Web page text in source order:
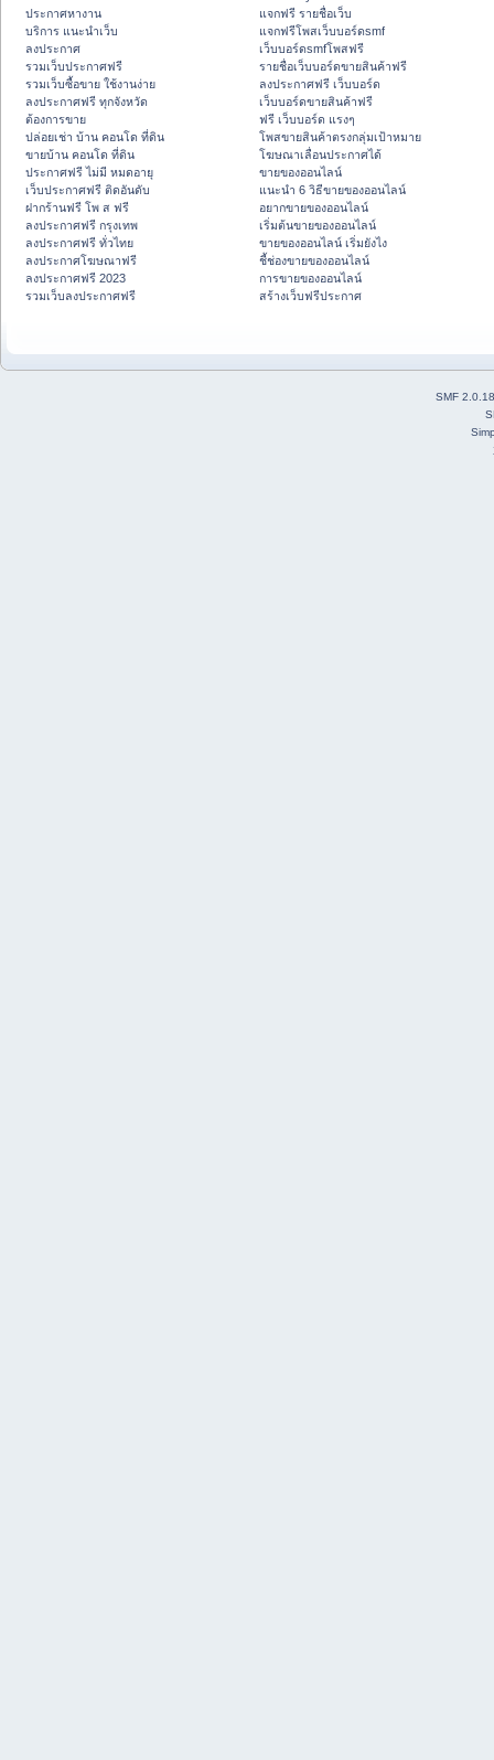
ประกาศหางาน
บริการ แนะนำเว็บ
ลงประกาศ
รวมเว็บประกาศฟรี
รวมเว็บซื้อขาย ใช้งานง่าย
ลงประกาศฟรี ทุกจังหวัด
ต้องการขาย
ปล่อยเช่า บ้าน คอนโด ที่ดิน
ขายบ้าน คอนโด ที่ดิน
ประกาศฟรี ไม่มี หมดอายุ
เว็บประกาศฟรี ติดอันดับ
ฝากร้านฟรี โพ ส ฟรี
ลงประกาศฟรี กรุงเทพ
ลงประกาศฟรี ทั่วไทย
ลงประกาศโฆษณาฟรี
ลงประกาศฟรี 2023
รวมเว็บลงประกาศฟรี
แจกฟรี รายชื่อเว็บ
แจกฟรีโพสเว็บบอร์ดsmf
เว็บบอร์ดsmfโพสฟรี
รายชื่อเว็บบอร์ดขายสินค้าฟรี
ลงประกาศฟรี เว็บบอร์ด
เว็บบอร์ดขายสินค้าฟรี
ฟรี เว็บบอร์ด แรงๆ
โพสขายสินค้าตรงกลุ่มเป้าหมาย
โฆษณาเลื่อนประกาศได้
ขายของออนไลน์
แนะนำ 6 วิธีขายของออนไลน์
อยากขายของออนไลน์
เริ่มต้นขายของออนไลน์
ขายของออนไลน์ เริ่มยังไง
ชี้ช่องขายของออนไลน์
การขายของออนไลน์
สร้างเว็บฟรีประกาศ
SMF 2.0.18